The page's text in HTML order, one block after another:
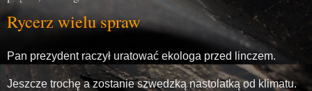
Rycerz wielu spraw
Pan prezydent raczył uratować ekologa przed linczem.
Jeszcze trochę a zostanie szwedzką nastolatką od klimatu.